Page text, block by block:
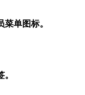
单图标。